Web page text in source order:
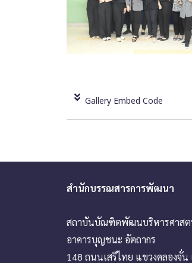
Gallery Embed Code
สำนักบรรณสารการพัฒนา
สถาบันบัณฑิตพัฒนบริหารศาสต
อาคารบุญชนะ อัตถากร
148 ถนนเสรีไทย แขวงคลองจั่น